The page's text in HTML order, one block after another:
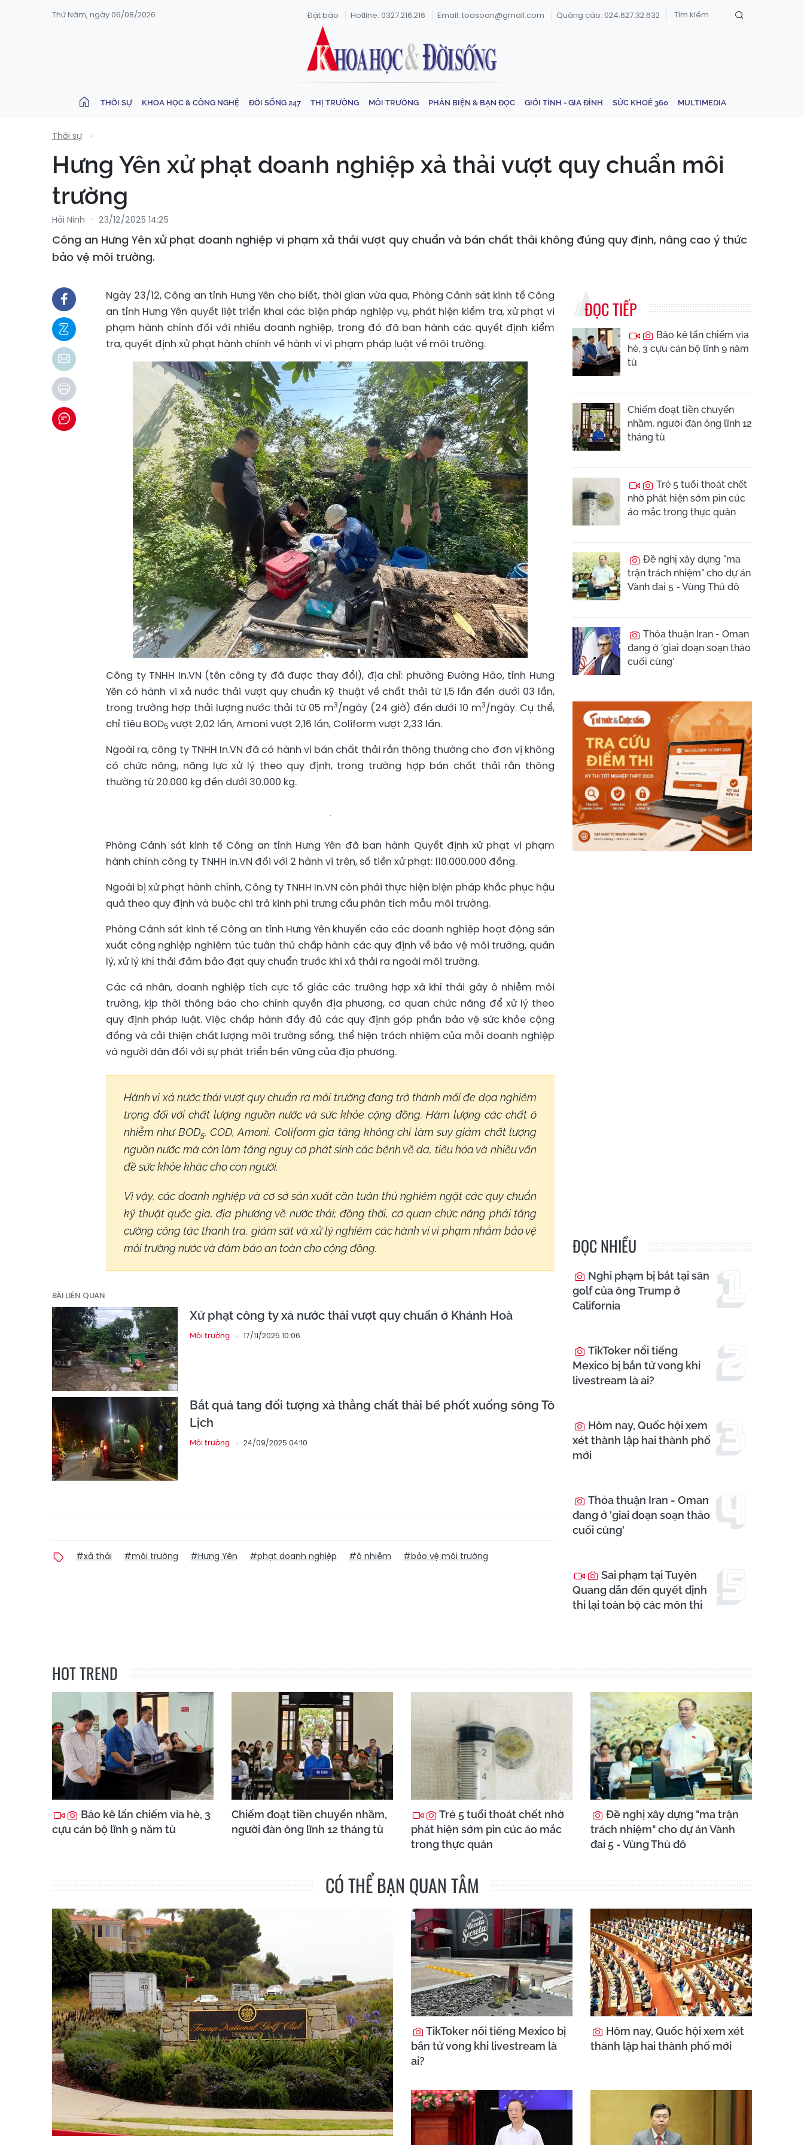
Thứ Năm, ngày 06/08/2026 Đặt báo Hotline: 0327.216.216 Email: toasoan@gmail.com Quảng cáo: 024.627.32.632
THỜI SỰ KHOA HỌC & CÔNG NGHỆ ĐỜI SỐNG 247 THỊ TRƯỜNG MÔI TRƯỜNG PHẢN BIỆN & BẠN ĐỌC GIỚI TÍNH - GIA ĐÌNH SỨC KHOẺ 360 MULTIMEDIA
Thời sự
Hưng Yên xử phạt doanh nghiệp xả thải vượt quy chuẩn môi
trường
Hải Ninh 23/12/2025 14:25
Công an Hưng Yên xử phạt doanh nghiệp vi phạm xả thải vượt quy chuẩn và bán chất thải không đúng quy định, nâng cao ý thức
bảo vệ môi trường.
Ngày 23/12, Công an tỉnh Hưng Yên cho biết, thời gian vừa qua, Phòng Cảnh sát kinh tế Công
an tỉnh Hưng Yên quyết liệt triển khai các biện pháp nghiệp vụ, phát hiện kiểm tra, xử phạt vi
phạm hành chính đối với nhiều doanh nghiệp, trong đó đã ban hành các quyết định kiểm
tra, quyết định xử phạt hành chính về hành vi vi phạm pháp luật về môi trường.
Công ty TNHH In.VN (tên công ty đã được thay đổi), địa chỉ: phường Đường Hào, tỉnh Hưng
Yên có hành vi xả nước thải vượt quy chuẩn kỹ thuật về chất thải từ 1,5 lần đến dưới 03 lần,
trong trường hợp thải lượng nước thải từ 05 m3/ngày (24 giờ) đến dưới 10 m3/ngày. Cụ thể,
chỉ tiêu BOD5 vượt 2,02 lần, Amoni vượt 2,16 lần, Coliform vượt 2,33 lần.
Ngoài ra, công ty TNHH In.VN đã có hành vi bán chất thải rắn thông thường cho đơn vị không
có chức năng, năng lực xử lý theo quy định, trong trường hợp bán chất thải rắn thông
thường từ 20.000 kg đến dưới 30.000 kg.
Phòng Cảnh sát kinh tế Công an tỉnh Hưng Yên đã ban hành Quyết định xử phạt vi phạm
hành chính công ty TNHH In.VN đối với 2 hành vi trên, số tiền xử phạt: 110.000.000 đồng.
Ngoài bị xử phạt hành chính, Công ty TNHH In.VN còn phải thực hiện biện pháp khắc phục hậu
quả theo quy định và buộc chi trả kinh phí trưng cầu phân tích mẫu môi trường.
Phòng Cảnh sát kinh tế Công an tỉnh Hưng Yên khuyến cáo các doanh nghiệp hoạt động sản
xuất công nghiệp nghiêm túc tuân thủ chấp hành các quy định về bảo vệ môi trường, quản
lý, xử lý khí thải đảm bảo đạt quy chuẩn trước khi xả thải ra ngoài môi trường.
Các cá nhân, doanh nghiệp tích cực tố giác các trường hợp xả khí thải gây ô nhiễm môi
trường, kịp thời thông báo cho chính quyền địa phương, cơ quan chức năng để xử lý theo
quy định pháp luật. Việc chấp hành đầy đủ các quy định góp phần bảo vệ sức khỏe cộng
đồng và cải thiện chất lượng môi trường sống, thể hiện trách nhiệm của mỗi doanh nghiệp
và người dân đối với sự phát triển bền vững của địa phương.
Hành vi xả nước thải vượt quy chuẩn ra môi trường đang trở thành mối đe dọa nghiêm
trọng đối với chất lượng nguồn nước và sức khỏe cộng đồng. Hàm lượng các chất ô
nhiễm như BOD5, COD, Amoni, Coliform gia tăng không chỉ làm suy giảm chất lượng
nguồn nước mà còn làm tăng nguy cơ phát sinh các bệnh về da, tiêu hóa và nhiều vấn
đề sức khỏe khác cho con người.
Vì vậy, các doanh nghiệp và cơ sở sản xuất cần tuân thủ nghiêm ngặt các quy chuẩn
kỹ thuật quốc gia, địa phương về nước thải; đồng thời, cơ quan chức năng phải tăng
cường công tác thanh tra, giám sát và xử lý nghiêm các hành vi vi phạm nhằm bảo vệ
môi trường nước và đảm bảo an toàn cho cộng đồng.
BÀI LIÊN QUAN
Xử phạt công ty xả nước thải vượt quy chuẩn ở Khánh Hoà
Môi trường 17/11/2025 10:06
Bắt quả tang đối tượng xả thẳng chất thải bể phốt xuống sông Tô
Lịch
Môi trường 24/09/2025 04:10
#xả thải #môi trường #Hưng Yên #phạt doanh nghiệp #ô nhiễm #bảo vệ môi trường
ĐỌC TIẾP
Bảo kê lấn chiếm vỉa
hè, 3 cựu cán bộ lĩnh 9 năm
tù
Chiếm đoạt tiền chuyển
nhầm, người đàn ông lĩnh 12
tháng tù
Trẻ 5 tuổi thoát chết
nhờ phát hiện sớm pin cúc
áo mắc trong thực quản
Đề nghị xây dựng "ma
trận trách nhiệm" cho dự án
Vành đai 5 - Vùng Thủ đô
Thỏa thuận Iran - Oman
đang ở 'giai đoạn soạn thảo
cuối cùng'
ĐỌC NHIỀU
Nghi phạm bị bắt tại sân
golf của ông Trump ở
California
TikToker nổi tiếng
Mexico bị bắn tử vong khi
livestream là ai?
Hôm nay, Quốc hội xem
xét thành lập hai thành phố
mới
Thỏa thuận Iran - Oman
đang ở 'giai đoạn soạn thảo
cuối cùng'
Sai phạm tại Tuyên
Quang dẫn đến quyết định
thi lại toàn bộ các môn thi
HOT TREND
Bảo kê lấn chiếm vỉa hè, 3
cựu cán bộ lĩnh 9 năm tù
Chiếm đoạt tiền chuyển nhầm,
người đàn ông lĩnh 12 tháng tù
Trẻ 5 tuổi thoát chết nhờ
phát hiện sớm pin cúc áo mắc
trong thực quản
Đề nghị xây dựng "ma trận
trách nhiệm" cho dự án Vành
đai 5 - Vùng Thủ đô
CÓ THỂ BẠN QUAN TÂM
TikToker nổi tiếng Mexico bị
bắn tử vong khi livestream là
ai?
Hôm nay, Quốc hội xem xét
thành lập hai thành phố mới